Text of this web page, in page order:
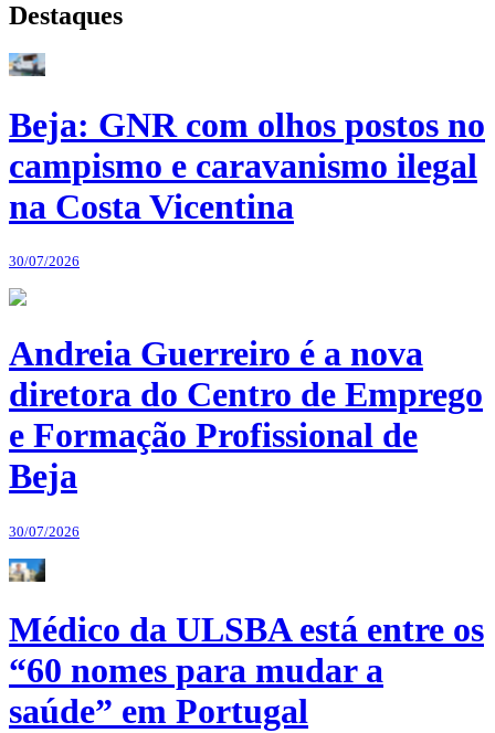
Destaques
Beja: GNR com olhos postos no
campismo e caravanismo ilegal
na Costa Vicentina
30/07/2026
Andreia Guerreiro é a nova
diretora do Centro de Emprego
e Formação Profissional de
Beja
30/07/2026
Médico da ULSBA está entre os
“60 nomes para mudar a
saúde” em Portugal